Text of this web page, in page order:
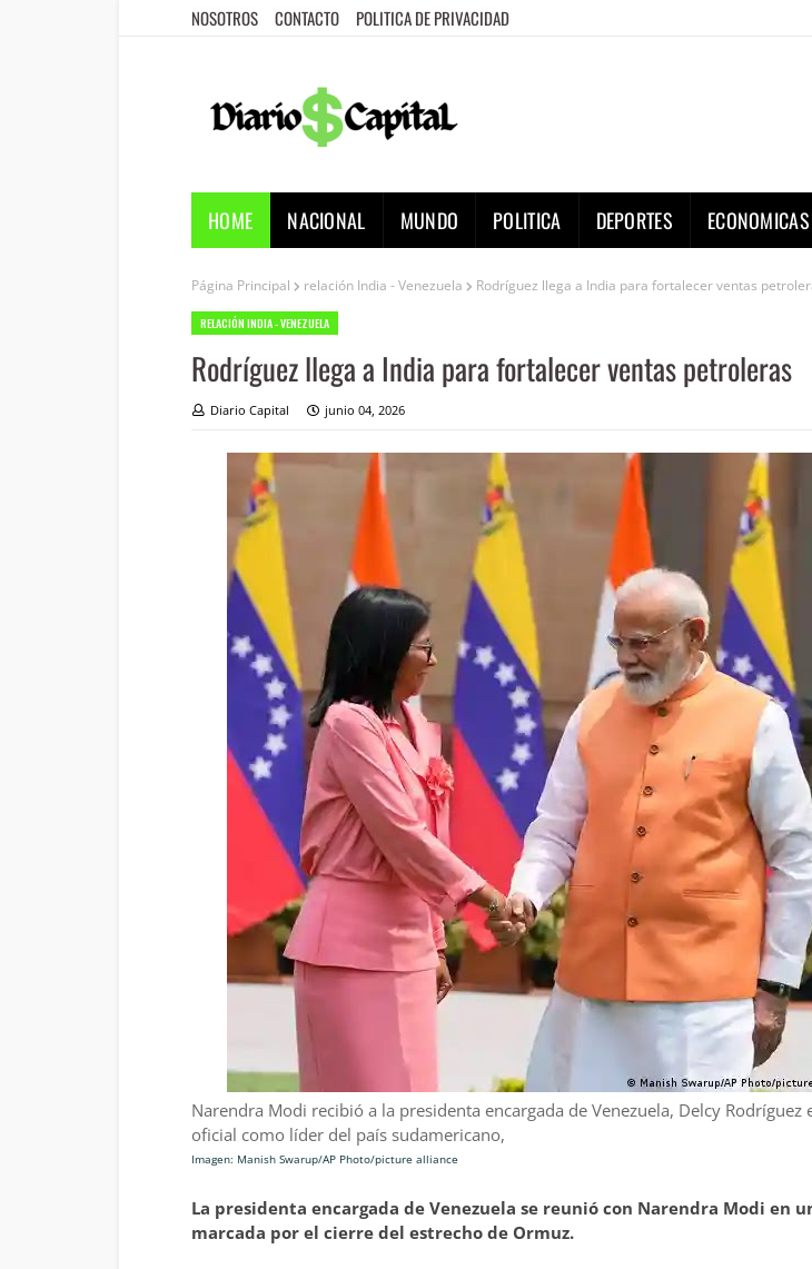
NOSOTROS CONTACTO POLITICA DE PRIVACIDAD
HOME NACIONAL MUNDO POLITICA DEPORTES ECONOMICAS
Página Principal relación India - Venezuela Rodríguez llega a India para fortalecer ventas
RELACIÓN INDIA - VENEZUELA
Rodríguez llega a India para fortalecer ventas petroleras
Diario Capital junio 04, 2026
Narendra Modi recibió a la presidenta encargada de Venezuela, Delcy Rodríguez
oficial como líder del país sudamericano,
Imagen: Manish Swarup/AP Photo/picture alliance
La presidenta encargada de Venezuela se reunió con Narendra Modi en
marcada por el cierre del estrecho de Ormuz.